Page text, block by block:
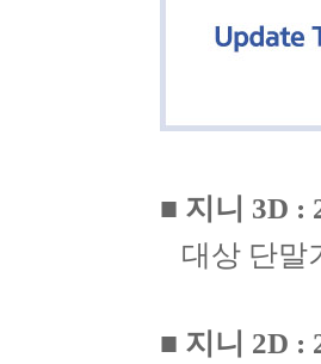
■ 지니 3D :
대상 단말
■ 지니 2D :